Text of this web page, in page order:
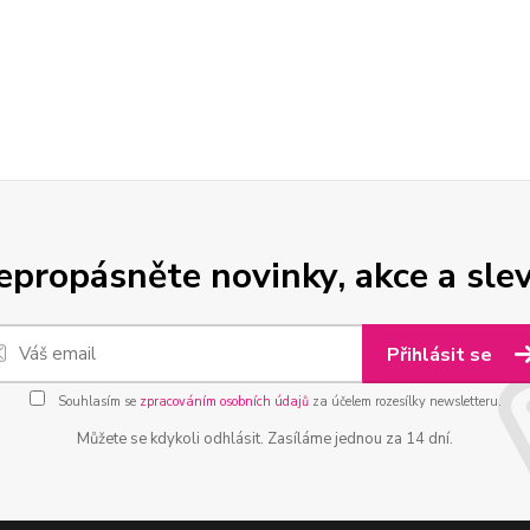
novinky, akce a
Přihlásit se
Souhlasím se zpracováním osobních údajůza účelem rozesílky newsletteru.
Můžete se kdykoli odhlásit. Zasíláme jednou za 14 dní.